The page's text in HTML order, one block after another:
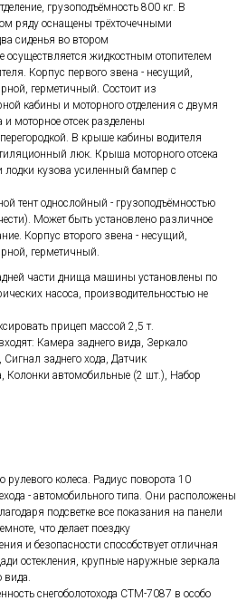
грузоподъёмность 800 кг. В
ряду оснащены трёхточечными
сиденья во втором
жидкостным отопителем
Корпус первого звена - несущий,
герметичный. Состоит из
кабины и моторного отделения с двумя
моторное отсек разделены
В крыше кабины водителя
люк. Крыша моторного отсека
лодки кузова усиленный бампер с
тент однослойный - грузоподъёмностью
Может быть установлено различное
Корпус второго звена - несущий,
герметичный.
части днища машины установлены по
насоса, производительностью не
прицеп массой 2,5 т.
Камера заднего вида, Зеркало
заднего хода, Датчик
Колонки автомобильные (2 шт.), Набор
колеса. Радиус поворота 10
- автомобильного типа. Они расположены
подсветке все показания на панели
что делает поездку
и безопасности способствует отличная
остекления, крупные наружные зеркала
вида.
снегоболотохода СТМ-7087 в особо